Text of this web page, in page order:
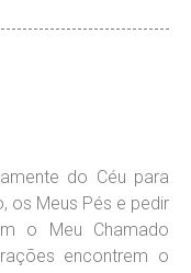
do Céu para
os Meus Pés e pedir
o Meu Chamado
encontrem o